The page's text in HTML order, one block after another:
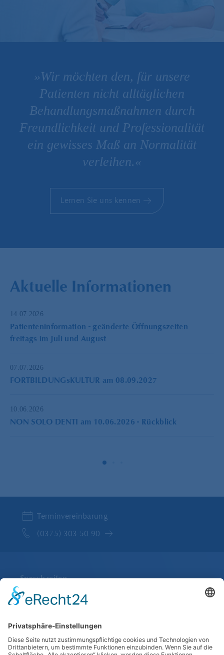
»Wir möchten den, für unsere
Patienten nicht alltäglichen
Behandlungsmaßnahmen durch
Freundlichkeit und Professionalität
ein gewisses Maß an Normalität
verleihen.«
Lernen Sie uns kennen
Aktuelle Informationen
14.07.2026
Patienteninformation - geänderte Öffnungszeiten
freitags im Juli und August
07.07.2026
FORTBILDUNGsKULTUR am 08.09.2027
10.06.2026
NON SOLO DENTI am 10.06.2026 - Rückblick
Terminvereinbarung
(0375) 303 50 90
Sprechzeiten
Montag bis Freitag
07:45 bis 13:00 und 14:00 bis 18:00
Anfahrt